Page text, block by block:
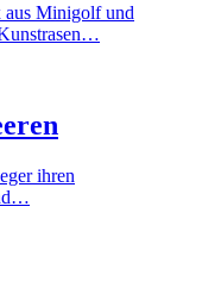
aus Minigolf und
ihren